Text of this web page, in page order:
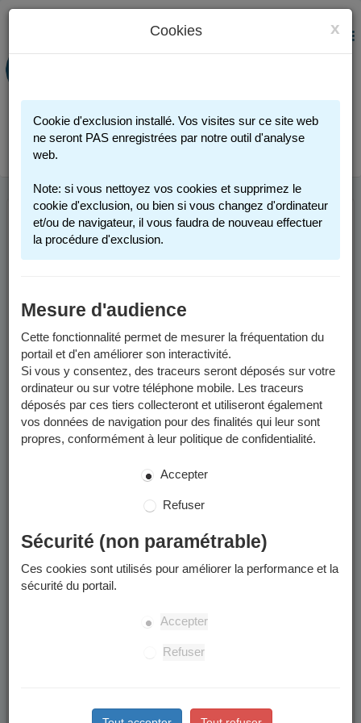
PORTAIL FAMILLE
Connexion
MENU
ACTIVITÉS
SPORTIVES 2026-
2027
Attention : Pour cause de travaux, les activités sportives se
déroulant à la piscineClos d'ordémarreront à partir du
02/11/2026.
Les activités sportives proposées par la Ville de Grenoble sont
Les inscriptions seront possibles en ligne sur le Portail
Famille :
À partir du
mardi 7 juillet 2026 à 13h30 pour les
activités
Une permanence est également organisée au
un dossier papier dans une Maison des Habitants.
x
Cookies
Cookie d'exclusion installé. Vos visites sur ce site web
ne seront PAS enregistrées par notre outil d'analyse
web.
Note: si vous nettoyez vos cookies et supprimez le
cookie d'exclusion, ou bien si vous changez d'ordinateur
et/ou de navigateur, il vous faudra de nouveau effectuer
la procédure d'exclusion.
Mesure d'audience
Cette fonctionnalité permet de mesurer la fréquentation du
portail et d'en améliorer son interactivité.
Si vous y consentez, des traceurs seront déposés sur votre
ordinateur ou sur votre téléphone mobile. Les traceurs
déposés par ces tiers collecteront et utiliseront également
vos données de navigation pour des finalités qui leur sont
propres, conformément à leur politique de confidentialité.
Accepter
Refuser
Sécurité (non paramétrable)
Ces cookies sont utilisés pour améliorer la performance et la
sécurité du portail.
Accepter
Refuser